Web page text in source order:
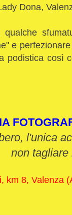
Dona,
e
podistica così
l'unica
non tagliare
km 8, Valenza